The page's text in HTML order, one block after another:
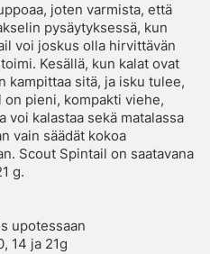
joten varmista, että
pysäytyksessä, kun
voi joskus olla hirvittävän
Kesällä, kun kalat ovat
kampittaa sitä, ja isku tulee,
pieni, kompakti viehe,
voi kalastaa sekä matalassa
vain säädät kokoa
Scout Spintail on saatavana
g.
upotessaan
14 ja 21g